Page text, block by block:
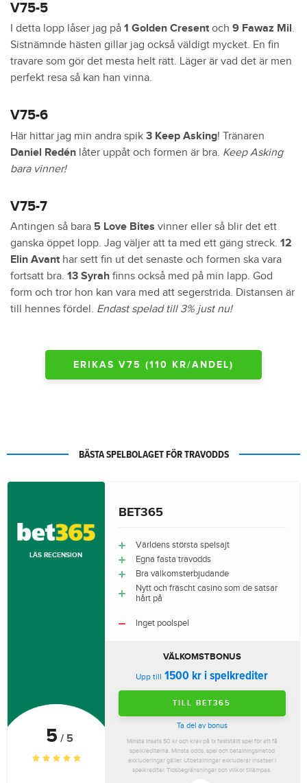
V75-5
I detta lopp låser jag på 1 Golden Cresentoch 9 Fawaz Mil.
Sistnämnde hästen gillar jag också väldigt mycket. En fin
travare som gör det mesta helt rätt. Läger är vad det är men
perfekt resa så kan han vinna.
V75-6
Här hittar jag min andra spik 3 Keep Asking! Tränaren
Daniel Redén låter uppåt och formen är bra. Keep Asking
bara vinner!
V75-7
Antingen så bara 5 Love Bites vinner eller så blir det ett
ganska öppet lopp. Jag väljer att ta med ett gäng streck. 12
Elin Avanthar sett fin ut det senaste och formen ska vara
fortsatt bra. 13 Syrah finns också med på min lapp. God
form och tror hon kan vara med att segerstrida. Distansen är
till hennes fördel. Endast spelad till 3% just nu!
ERIKAS V75 (110 KR/ANDEL)
BÄSTA SPELBOLAGET FÖR TRAVODDS
5 / 5
LÄS RECENSION
BET365
Världens största spelsajt
Egna fasta travodds
Bra välkomsterbjudande
Nytt och fräscht casino som de satsar
hårt på
Inget poolspel
VÄLKOMSTBONUS
Upp till 1500 kr i spelkrediter
TILL BET365
Ta del av bonus
Minsta insats 50 kr och krav på 1x fastställt spel för att få
spelkrediterna. Minsta odds, spel och betalningsmetod
exkluderingar gäller. Utbetalningar exkluderar insatser i
spelkrediter. Tidsbegränsningar och villkor tillämpas.